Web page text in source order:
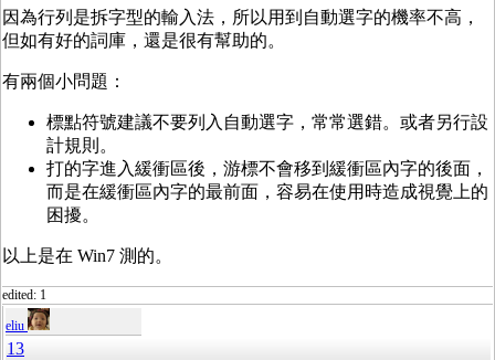
因為行列是拆字型的輸入法，所以用到自動選字的機率不高，
但如有好的詞庫，還是很有幫助的。
有兩個小問題：
標點符號建議不要列入自動選字，常常選錯。或者另行設
計規則。
打的字進入緩衝區後，游標不會移到緩衝區內字的後面，
而是在緩衝區內字的最前面，容易在使用時造成視覺上的
困擾。
以上是在 Win7 測的。
edited: 1
eliu
13